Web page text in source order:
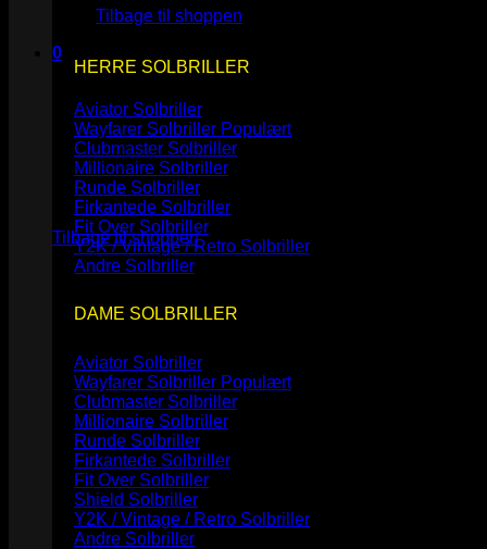
Tilbage til shoppen
0
Kurv
Ingen varer i kurven.
Tilbage til shoppen
HERRE SOLBRILLER
Aviator Solbriller
Wayfarer Solbriller
Clubmaster Solbriller
Millionaire Solbriller
Runde Solbriller
Firkantede Solbriller
Fit Over Solbriller
Y2K / Vintage / Retro Solbriller
Andre Solbriller
DAME SOLBRILLER
Aviator Solbriller
Wayfarer Solbriller
Clubmaster Solbriller
Millionaire Solbriller
Runde Solbriller
Firkantede Solbriller
Fit Over Solbriller
Shield Solbriller
Y2K / Vintage / Retro Solbriller
Andre Solbriller